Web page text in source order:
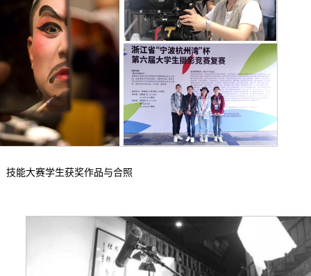
技能大赛学生获奖作品与合照